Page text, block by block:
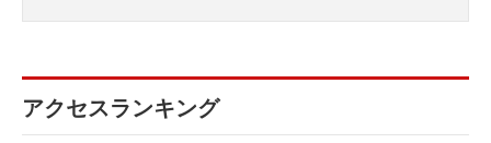
アクセスランキング